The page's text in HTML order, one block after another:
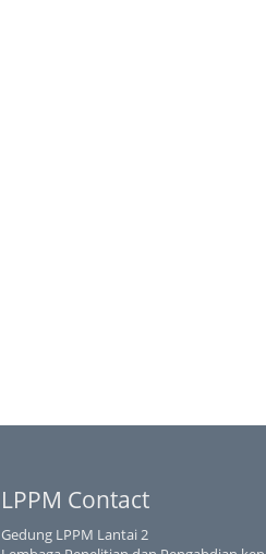
LPPM Contact
Gedung LPPM Lantai 2